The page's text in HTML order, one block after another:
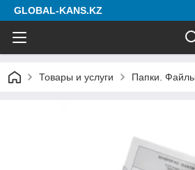
GLOBAL-KANS.KZ
Товары и услуги Папки.